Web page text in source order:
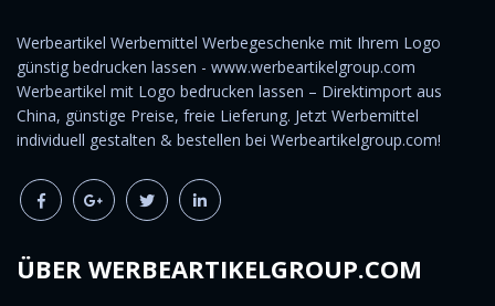
Werbeartikel Werbemittel Werbegeschenke mit Ihrem Logo
günstig bedrucken lassen - www.werbeartikelgroup.com
Werbeartikel mit Logo bedrucken lassen – Direktimport aus
China, günstige Preise, freie Lieferung. Jetzt Werbemittel
individuell gestalten & bestellen bei Werbeartikelgroup.com!
ÜBER WERBEARTIKELGROUP.COM